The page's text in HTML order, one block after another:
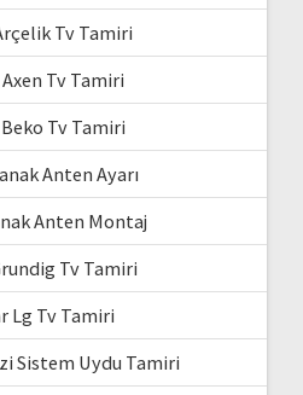
Tv Tamiri
Axen Tv Tamiri
Tv Tamiri
Anten Ayarı
Anten Montaj
Tv Tamiri
Lg Tv Tamiri
Sistem Uydu Tamiri